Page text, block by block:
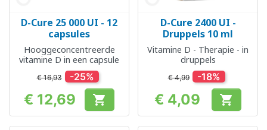
D-Cure 25 000 UI - 12
capsules
Hooggeconcentreerde
vitamine D in een capsule
€ 16,93 -25%
Prijs
€ 12,69 
D-Cure 2400 UI -
Druppels 10 ml
Vitamine D - Therapie - in
druppels
€ 4,99 -18%
Prijs
€ 4,09 